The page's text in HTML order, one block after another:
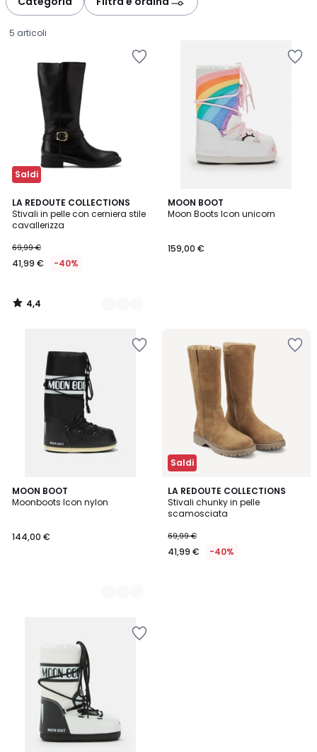
5 articoli
Saldi
LA REDOUTE COLLECTIONS
Stivali in pelle con cerniera stile
cavallerizza
€
Invece
69,99
€
applicato.
69,99 €
41,99 € -40%
4,4
/ 5
2
Colori
4,4
/
MOON BOOT
Moon Boots Icon unicorn
159,00 €
MOON BOOT
Moonboots Icon nylon
144,00 €
2
Colori
Saldi
LA REDOUTE COLLECTIONS
Stivali chunky in pelle
scamosciata
69,99 €
41,99 € -40%